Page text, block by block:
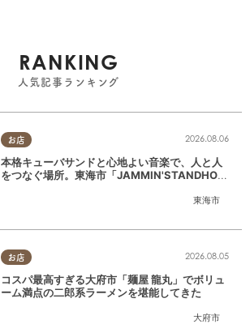
RANKING
人気記事ランキング
お店
東海市
2026.08.06
本格キューバサンドと心地よい音楽で、人と人
をつなぐ場所。東海市「JAMMIN'STANDHOU
お店
大府市
2026.08.05
コスパ最高すぎる大府市「麺屋 龍丸」でボリュ
ーム満点の二郎系ラーメンを堪能してきた